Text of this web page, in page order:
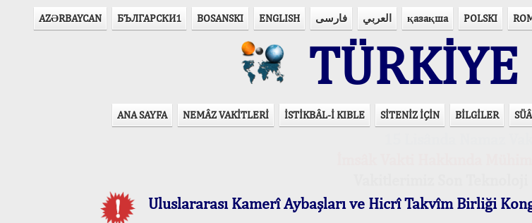
AZӘRBAYCAN БЪЛГАРСКИ1 BOSANSKI ENGLISH فارسی العربي қазақша POLSKI
ANA SAYFA NEMÂZ VAKİTLERİ İSTİKBÂL-İ KIBLE SİTENİZ İÇİN BİLGİLER
Uluslararası Kamerî Aybaşları ve Hicrî Takvîm Birliği